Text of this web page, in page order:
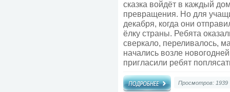
сказка войдёт в каждый
превращения. Но для
декабря, когда они
ёлку страны. Ребята
сверкало, переливалось,
начались возле
пригласили ребят
Просмотров: 1939